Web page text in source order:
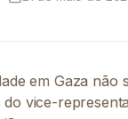
em Gaza não
vice-